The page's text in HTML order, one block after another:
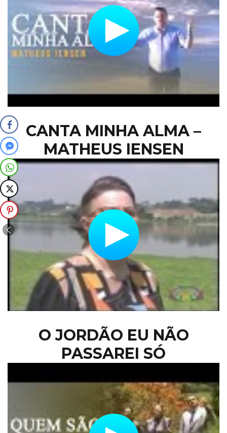
CANTA MINHA ALMA –
MATHEUS IENSEN
O JORDÃO EU NÃO
PASSAREI SÓ